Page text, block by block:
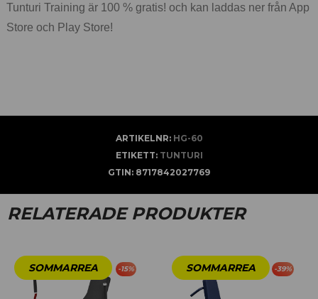
Tunturi Training är 100 % gratis! och kan laddas ner från App
Store och Play Store!
ARTIKELNR: HG-60
ETIKETT: TUNTURI
GTIN: 8717842027769
RELATERADE PRODUKTER
-15% -39%